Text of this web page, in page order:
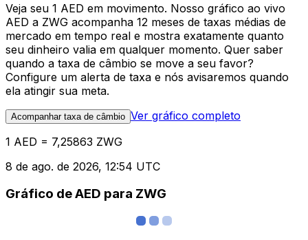
Veja seu 1 AED em movimento. Nosso gráfico ao vivo
AED a ZWG acompanha 12 meses de taxas médias de
mercado em tempo real e mostra exatamente quanto
seu dinheiro valia em qualquer momento. Quer saber
quando a taxa de câmbio se move a seu favor?
Configure um alerta de taxa e nós avisaremos quando
ela atingir sua meta.
Acompanhar taxa de câmbio Ver gráfico completo
1 AED = 7,25863 ZWG
8 de ago. de 2026, 12:54 UTC
Gráfico de AED para ZWG